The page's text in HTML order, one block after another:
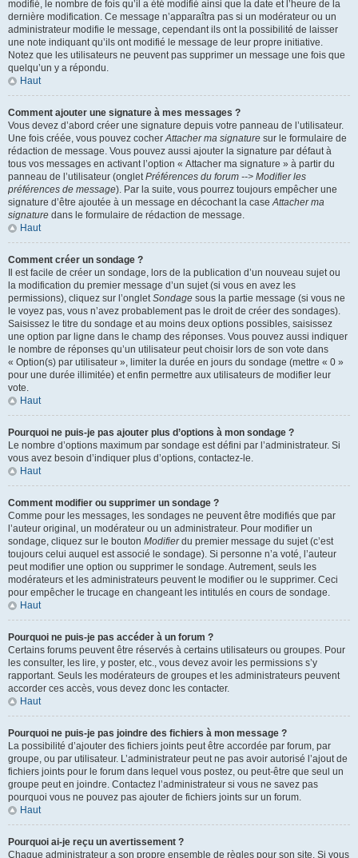
modifié, le nombre de fois qu’il a été modifié ainsi que la date et l’heure de la
dernière modification. Ce message n’apparaîtra pas si un modérateur ou un
administrateur modifie le message, cependant ils ont la possibilité de laisser
une note indiquant qu’ils ont modifié le message de leur propre initiative.
Notez que les utilisateurs ne peuvent pas supprimer un message une fois que
quelqu’un y a répondu.
Haut
Comment ajouter une signature à mes messages ?
Vous devez d’abord créer une signature depuis votre panneau de l’utilisateur.
Une fois créée, vous pouvez cocherAttacher ma signature sur le formulaire de
rédaction de message. Vous pouvez aussi ajouter la signature par défaut à
tous vos messages en activant l’option « Attacher ma signature » à partir du
panneau de l’utilisateur (ongletPréférences du forum --> Modifier les
préférences de message). Par la suite, vous pourrez toujours empêcher une
signature d’être ajoutée à un message en décochant la caseAttacher ma
signature dans le formulaire de rédaction de message.
Haut
Comment créer un sondage ?
Il est facile de créer un sondage, lors de la publication d’un nouveau sujet ou
la modification du premier message d’un sujet (si vous en avez les
permissions), cliquez sur l’ongletSondage sous la partie message (si vous ne
le voyez pas, vous n’avez probablement pas le droit de créer des sondages).
Saisissez le titre du sondage et au moins deux options possibles, saisissez
une option par ligne dans le champ des réponses. Vous pouvez aussi indiquer
le nombre de réponses qu’un utilisateur peut choisir lors de son vote dans
« Option(s) par utilisateur », limiter la durée en jours du sondage (mettre « 0 »
pour une durée illimitée) et enfin permettre aux utilisateurs de modifier leur
vote.
Haut
Pourquoi ne puis-je pas ajouter plus d’options à mon sondage ?
Le nombre d’options maximum par sondage est défini par l’administrateur. Si
vous avez besoin d’indiquer plus d’options, contactez-le.
Haut
Comment modifier ou supprimer un sondage ?
Comme pour les messages, les sondages ne peuvent être modifiés que par
l’auteur original, un modérateur ou un administrateur. Pour modifier un
sondage, cliquez sur le bouton Modifierdu premier message du sujet (c’est
toujours celui auquel est associé le sondage). Si personne n’a voté, l’auteur
peut modifier une option ou supprimer le sondage. Autrement, seuls les
modérateurs et les administrateurs peuvent le modifier ou le supprimer. Ceci
pour empêcher le trucage en changeant les intitulés en cours de sondage.
Haut
Pourquoi ne puis-je pas accéder à un forum ?
Certains forums peuvent être réservés à certains utilisateurs ou groupes. Pour
les consulter, les lire, y poster, etc., vous devez avoir les permissions s’y
rapportant. Seuls les modérateurs de groupes et les administrateurs peuvent
accorder ces accès, vous devez donc les contacter.
Haut
Pourquoi ne puis-je pas joindre des fichiers à mon message ?
La possibilité d’ajouter des fichiers joints peut être accordée par forum, par
groupe, ou par utilisateur. L’administrateur peut ne pas avoir autorisé l’ajout de
fichiers joints pour le forum dans lequel vous postez, ou peut-être que seul un
groupe peut en joindre. Contactez l’administrateur si vous ne savez pas
pourquoi vous ne pouvez pas ajouter de fichiers joints sur un forum.
Haut
Pourquoi ai-je reçu un avertissement ?
Chaque administrateur a son propre ensemble de règles pour son site. Si vous